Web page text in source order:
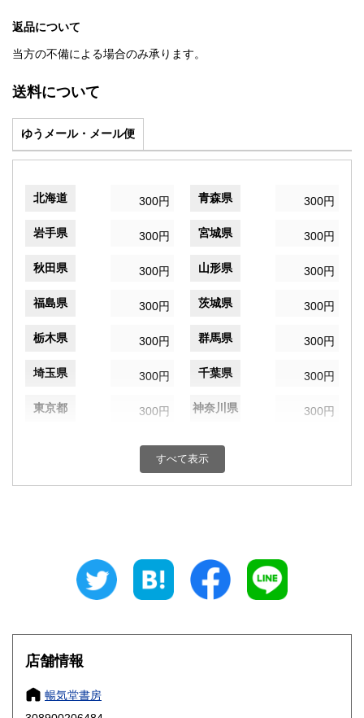
返品について
当方の不備による場合のみ承ります。
送料について
ゆうメール・メール便
北海道 300円 青森県 300円
岩手県 300円 宮城県 300円
秋田県 300円 山形県 300円
福島県 300円 茨城県 300円
栃木県 300円 群馬県 300円
埼玉県 300円 千葉県 300円
東京都 300円 神奈川県 300円
300円 富山県
300円 三重県
大阪府
奈良県
すべて表示
店舗情報
暢気堂書房